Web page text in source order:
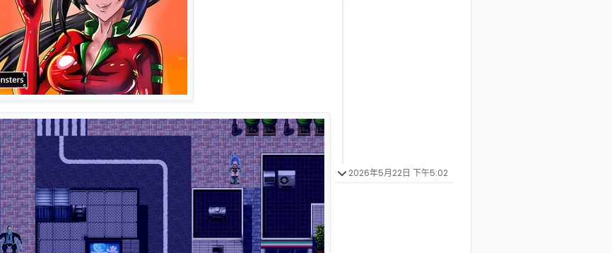
2026年5月22日 下午5:02